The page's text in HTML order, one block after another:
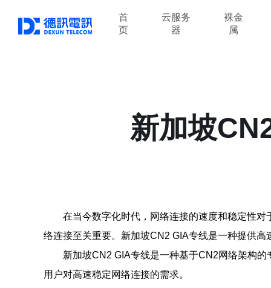
首
页
云服务
器
裸金
属
新加坡
在当今数字化时代，网络连接的速度和稳定性
络连接至关重要。新加坡CN2 GIA专线是一种提供
新加坡CN2 GIA专线是一种基于CN2网络架构
用户对高速稳定网络连接的需求。